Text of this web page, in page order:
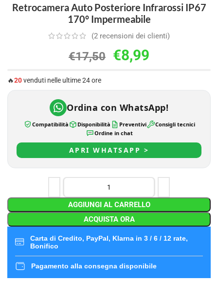
Retrocamera Auto Posteriore Infrarossi IP67
170° Impermeabile
(2 recensioni dei clienti)
€17,50 €8,99
🔥20venduti nelle ultime 24 ore
Ordina con WhatsApp!
Compatibilità Disponibilità Preventivi
Consigli tecnici
Ordine in chat
APRI WHATSAPP >
AGGIUNGI AL CARRELLO
ACQUISTA ORA
Carta di Credito, PayPal, Klarna in 3 / 6 / 12 rate,
Bonifico
Pagamento alla consegna disponibile